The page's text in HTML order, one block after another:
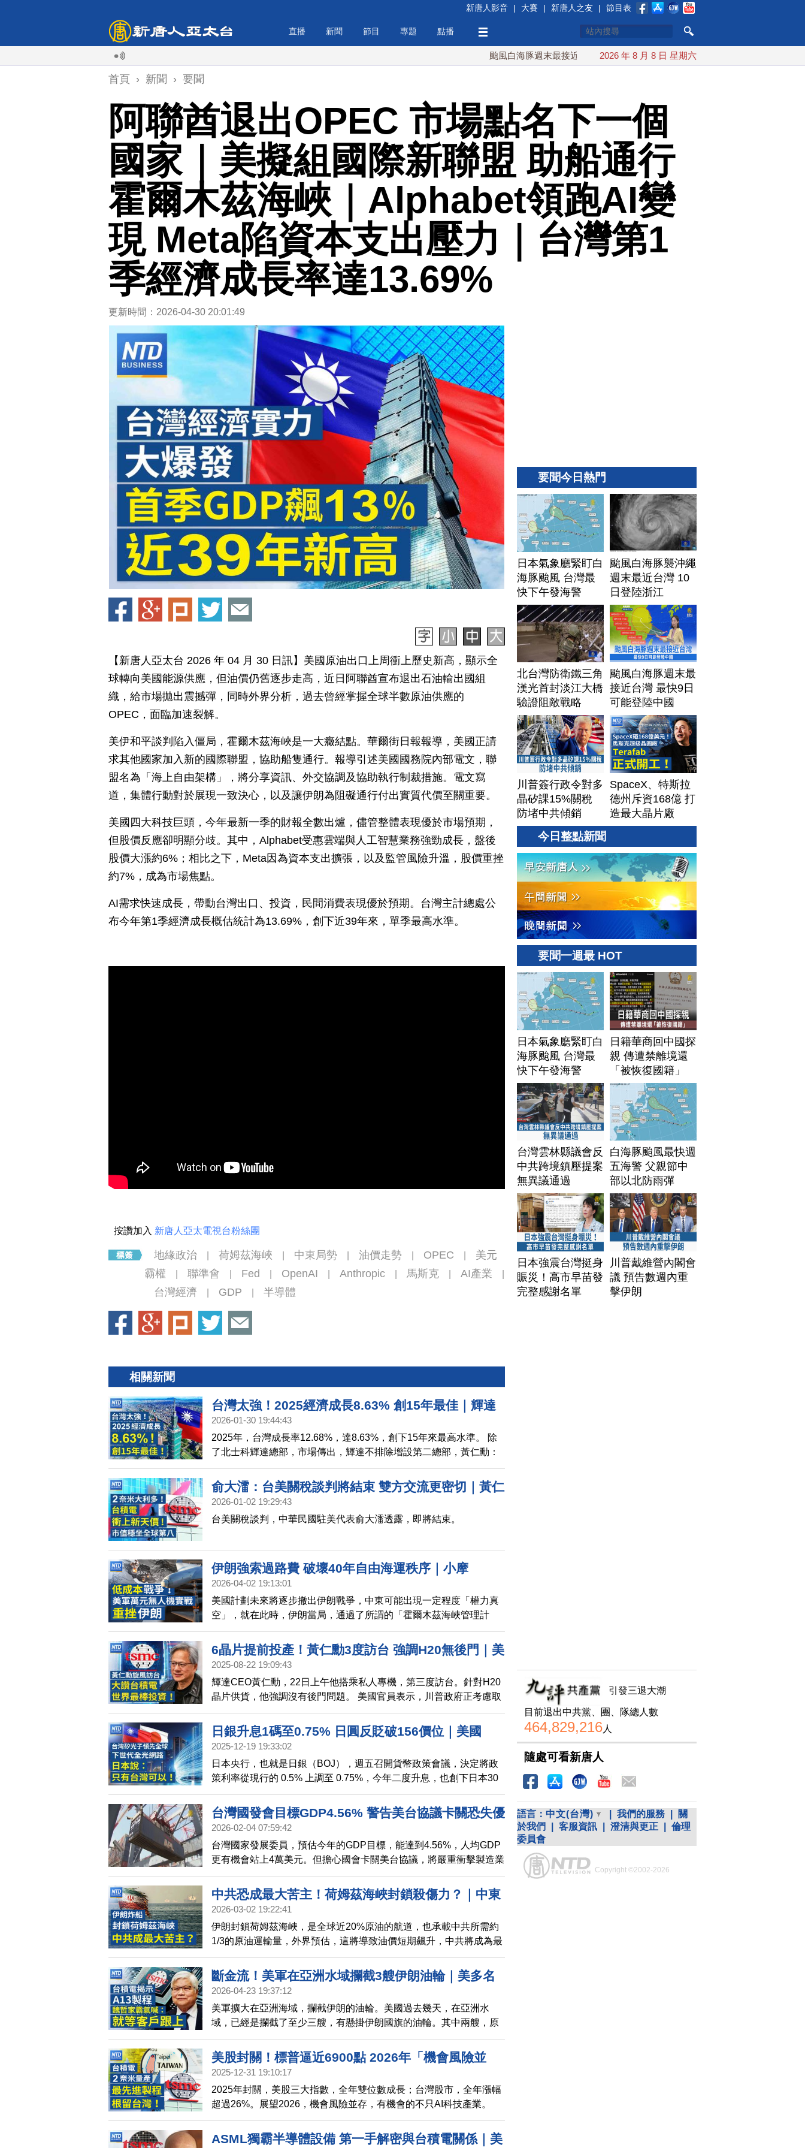
新唐人影音 | 大賽 | 新唐人之友 | 節目表
直播 新聞 節目 專題 點播
颱風白海豚週末最接近台灣 最快9日可能登陸中國 台灣漢光首結合城鎮演習 AIT連
2026 年 8 月 8 日 星期六
首頁 › 新聞 › 要聞
阿聯酋退出OPEC 市場點名下一個
國家｜美擬組國際新聯盟 助船通行
霍爾木茲海峽｜Alphabet領跑AI變
現 Meta陷資本支出壓力｜台灣第1
季經濟成長率達13.69%
更新時間：2026-04-30 20:01:49
【新唐人亞太台 2026 年 04 月 30 日訊】美國原油出口上周衝上歷史新高，顯示全
球轉向美國能源供應，但油價仍舊逐步走高，近日阿聯酋宣布退出石油輸出國組
織，給市場拋出震撼彈，同時外界分析，過去曾經掌握全球半數原油供應的
OPEC，面臨加速裂解。
美伊和平談判陷入僵局，霍爾木茲海峽是一大癥結點。華爾街日報報導，美國正請
求其他國家加入新的國際聯盟，協助船隻通行。報導引述美國國務院內部電文，聯
盟名為「海上自由架構」，將分享資訊、外交協調及協助執行制裁措施。電文寫
道，集體行動對於展現一致決心，以及讓伊朗為阻礙通行付出實質代價至關重要。
美國四大科技巨頭，今年最新一季的財報全數出爐，儘管整體表現優於市場預期，
但股價反應卻明顯分歧。其中，Alphabet受惠雲端與人工智慧業務強勁成長，盤後
股價大漲約6%；相比之下，Meta因為資本支出擴張，以及監管風險升溫，股價重挫
約7%，成為市場焦點。
AI需求快速成長，帶動台灣出口、投資，民間消費表現優於預期。台灣主計總處公
布今年第1季經濟成長概估統計為13.69%，創下近39年來，單季最高水準。
按讚加入 新唐人亞太電視台粉絲團
地緣政治 荷姆茲海峽 中東局勢 油價走勢 OPEC
美元
霸權
聯準會 Fed OpenAI Anthropic 馬斯克 AI產業
台灣經濟 GDP 半導體
相關新聞
台灣太強！2025經濟成長8.63% 創15年最佳｜輝達
北士科後再擴點？黃仁勳傳於台北設第二總部｜馬斯
克帝國整合？SpaceX傳擬與Tesla或xAI合併｜川普
週五宣布下任Fed主席！傳屬意前Fed理事華許
2026-01-30 19:44:43
2025年，台灣成長率12.68%，達8.63%，創下15年來最高水準。 除
了北士科輝達總部，市場傳出，輝達不排除增設第二總部，黃仁勳：
聽起來不錯，有可能。 億萬富豪馬斯克的科技帝國，或步入新階段。
有消息傳出，馬斯克正在考慮，讓SpaceX，與特斯拉或xAI合併。 美
國總統川普即將宣布，下一屆聯準會主席人選。媒體報導，最可能出
俞大㵢：台美關稅談判將結束 雙方交流更密切｜黃仁
勳傳1/30訪台 親自出席輝達總部簽約？｜蘋果重大調
整！2026年或不發表iPhone 18｜2026超級獨角獸
2026-01-02 19:29:43
台美關稅談判，中華民國駐美代表俞大㵢透露，即將結束。
伊朗強索過路費 破壞40年自由海運秩序｜小摩
CEO：伊朗是壞人 戰事遠比市場重要｜川普：若與
伊朗未達協議 就炸電廠、油井｜美軍武器新戰略 低
成本自殺式無人機重擊伊朗
2026-04-02 19:13:01
美國計劃未來將逐步撤出伊朗戰爭，中東可能出現一定程度「權力真
空」，就在此時，伊朗當局，通過了所謂的「霍爾木茲海峽管理計
劃」，揚言開徵海峽通行費，等同要收保護費，學者分析將有四大影
響，能源價格、航運費用首當其衝，國際海運的秩序，也被嚴重破
壞。
6晶片提前投產！黃仁勳3度訪台 強調H20無後門｜美
官員：川普政府無意入股台積電｜Fed主席鮑爾央行
年會告別演說 預料「政策框架」大調整｜台灣內閣傳
將改組！龔明鑫有望轉任經濟部長
2025-08-22 19:09:43
輝達CEO黃仁勳，22日上午他搭乘私人專機，第三度訪台。針對H20
晶片供貨，他強調沒有後門問題。 美國官員表示，川普政府正考慮取
得那些獲得《晶片法》補助的公司股權，但政府無意取得台積電和美
光等企業的股權，因為這些公司正在美國擴大投資。 全球市場緊盯，
美東週五上午10點，Fed主席鮑爾，將出席全球央行年會演說，Fed政
點預計落在823罷免案與核三公投結束後。現任行政院秘書長龔明
鑫，預計將轉任經濟部長，接替現任部長郭智輝。
日銀升息1碼至0.75% 日圓反貶破156價位｜美國
「創世紀任務」 輝達等24家企業加入｜建AI生活圈
賴清德：2040年為台育50萬AI人才｜高雄新百貨商
場齊發！日商三井百億投資建LaLaport
2025-12-19 19:33:02
日本央行，也就是日銀（BOJ），週五召開貨幣政策會議，決定將政
策利率從現行的 0.5% 上調至 0.75%，今年二度升息，也創下日本30
年來最高利率水準。日股震盪向上攻堅。
台灣國發會目標GDP4.56% 警告美台協議卡關恐失優
勢
2026-02-04 07:59:42
台灣國家發展委員，預估今年的GDP目標，能達到4.56%，人均GDP
更有機會站上4萬美元。但擔心國會卡關美台協議，將嚴重衝擊製造業
的競爭優勢。
中共恐成最大苦主！荷姆茲海峽封鎖殺傷力？｜中東
戰火升溫 油價恐破100？｜五角大廈排除
Anthropic！OpenAI火速補位｜太子集團33輛豪車
被法拍 台美跨國打擊犯罪
2026-03-02 19:22:41
伊朗封鎖荷姆茲海峽，是全球近20%原油的航道，也承載中共所需約
1/3的原油運輸量，外界預估，這將導致油價短期飆升，中共將成為最
大苦主。 美以對伊朗發動空襲，由於伊朗是石油輸出國家組織第4大
產油國，如果中東局勢升溫，今年油價是否可能衝破100？ 美國媒體
報導，美軍在空襲伊朗行動中，使用AI公司Anthropic開發的技術，但
OpenAI看準時機，迅速與美國戰爭部簽約，美國軍武AI領域，是否將
大洗牌？ 以陳志為首的太子集團，涉嫌洗
斷金流！美軍在亞洲水域攔截3艘伊朗油輪｜美多名
科學家離奇死亡失蹤 FBI介入調查｜馬斯克Terafab
將導入Intel 14A｜台積電推A13製程 2029年生產
2026-04-23 19:37:12
美軍擴大在亞洲海域，攔截伊朗的油輪。美國過去幾天，在亞洲水
域，已經是攔截了至少三艘，有懸掛伊朗國旗的油輪。其中兩艘，原
本在馬來西亞海岸附近，還有在印度南部海岸附近。除了這三艘之
外，美軍21號也在印度洋，也攔截了一艘，從伊朗載油，前往中國的
油輪「蒂法尼號」。 近年來，至少有10名在核能、太空以及UFO等敏
發大量討論和猜測。美國FBI正聯手多部門介入調查，試圖釐清這些案
件之間是否存在關聯。 特斯拉執行長馬斯克，今年3月，啟動晶片製
造計畫「
美股封關！標普逼近6900點 2026年「機會風險並
存」｜2奈米低調量產 AI主戰場 台積電資本支出將再
創新高｜新車暨新能源車大展 油電混合、純電比拼
2026買氣回溫｜2026降息？聯準會官員分歧 1月降
2025-12-31 19:10:17
2025年封關，美股三大指數，全年雙位數成長；台灣股市，全年漲幅
超過26%。展望2026，機會風險並存，有機會的不只AI科技產業。
ASML獨霸半導體設備 第一手解密與台積電關係｜美
要聞今日熱門
日本氣象廳緊盯白
海豚颱風 台灣最
快下午發海警
颱風白海豚襲沖繩
週末最近台灣 10
日登陸浙江
北台灣防衛鐵三角
漢光首封淡江大橋
驗證阻敵戰略
颱風白海豚週末最
接近台灣 最快9日
可能登陸中國
川普簽行政令對多
晶矽課15%關稅
防堵中共傾銷
SpaceX、特斯拉
德州斥資168億 打
造最大晶片廠
Terafab
今日整點新聞
要聞一週最 HOT
日本氣象廳緊盯白
海豚颱風 台灣最
快下午發海警
日籍華商回中國探
親 傳遭禁離境還
「被恢復國籍」
台灣雲林縣議會反
中共跨境鎮壓提案
無異議通過
白海豚颱風最快週
五海警 父親節中
部以北防雨彈
日本強震台灣挺身
賑災！高市早苗發
完整感謝名單
川普戴維營內閣會
議 預告數週內重
擊伊朗
引發三退大潮
目前退出中共黨、團、隊總人數
464,829,216人
隨處可看新唐人
語言： 中文(台灣) 我們的服務
關
於我們
客服資訊 澄清與更正
倫理
委員會
Copyright ©2002-2026